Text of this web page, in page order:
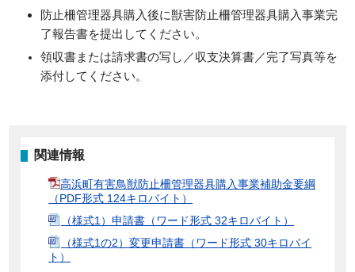
防止柵管理器具購入後に獣害防止柵管理器具購入事業完
了報告書を提出してください。
領収書または請求書の写し／収支決算書／完了写真等を
添付してください。
関連情報
高浜町有害鳥獣防止柵管理器具購入事業補助金要綱
（PDF形式 124キロバイト）
（様式1）申請書（ワード形式 32キロバイト）
（様式1の2）変更申請書（ワード形式 30キロバイ
ト）